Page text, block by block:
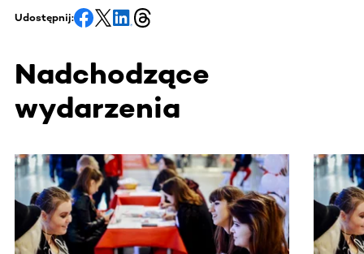
Udostępnij:
Nadchodzące
wydarzenia
Ta sekcja zawiera treści przewijane w poziomie. Użyj